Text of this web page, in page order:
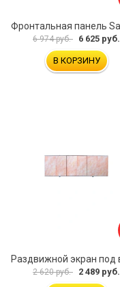
6 974 руб. 6 625 руб.
В КОРЗИНУ
2 620 руб. 2 489 руб.